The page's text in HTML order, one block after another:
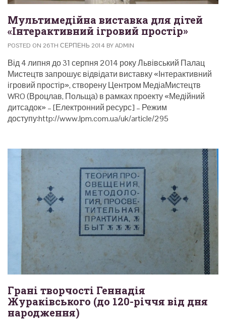
Мультимедійна виставка для дітей
«Інтерактивний ігровий простір»
POSTED ON 26TH СЕРПЕНЬ 2014 BY ADMIN
Від 4 липня до 31 серпня 2014 року Львівський Палац
Мистецтв запрошує відвідати виставку «Інтерактивний
ігровий простір», створену Центром МедіаМистецтв
WRO (Вроцлав, Польща) в рамках проекту «Медійний
дитсадок» – [Електронний ресурс] – Режим
доступу:http://www.lpm.com.ua/uk/article/295
Грані творчості Геннадія
Жураківського (до 120-річчя від дня
народження)